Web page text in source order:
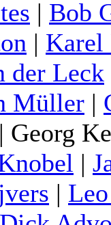
| Bob
| Karel
der Leck
Müller |
| Georg
|
|